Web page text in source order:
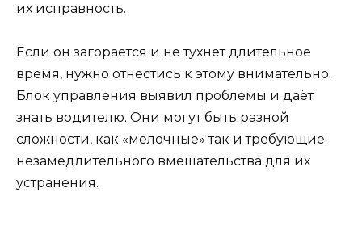
их исправность.
Если он загорается и не тухнет длительное
время, нужно отнестись к этому внимательно.
Блок управления выявил проблемы и даёт
знать водителю. Они могут быть разной
сложности, как «мелочные» так и требующие
незамедлительного вмешательства для их
устранения.